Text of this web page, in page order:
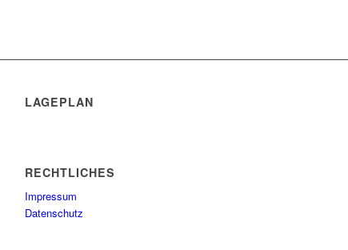
LAGEPLAN
RECHTLICHES
Impressum
Datenschutz